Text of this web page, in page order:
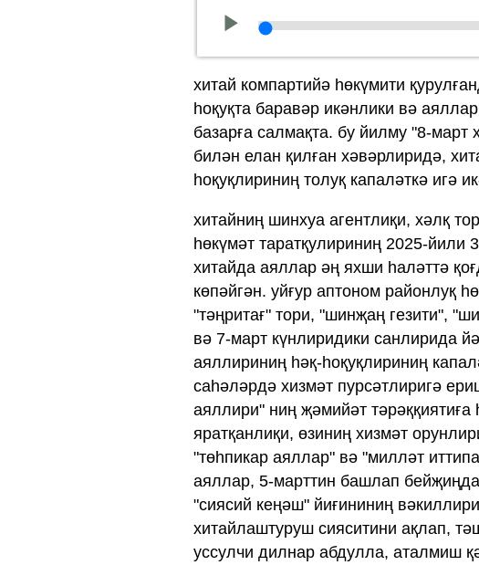
хитай компартийә һөкүмити
һоқуқта баравәр икәнлики вә
базарға салмақта. бу йилму "8-
билән елан қилған хәвәрлиридә,
һоқуқлириниң толуқ капаләткә игә
хитайниң шинхуа агентлиқи, хәлқ
һөкүмәт таратқулириниң 2025-
хитайда аяллар әң яхши һаләттә
көпәйгән. уйғур аптоном районлуқ
"тәңритағ" тори, "шинҗаң гезити",
вә 7-март күнлиридики санлирида
аяллириниң һәқ-һоқуқлириниң
саһәләрдә хизмәт пурсәтлиригә
аяллири" ниң җәмийәт
яратқанлиқи, өзиниң хизмәт
"төһпикар аяллар" вә "милләт
аяллар, 5-марттин башлап
"сиясий кеңәш" йиғининиң
хитайлаштуруш сияситини ақлап,
уссулчи дилнар абдулла, аталмиш